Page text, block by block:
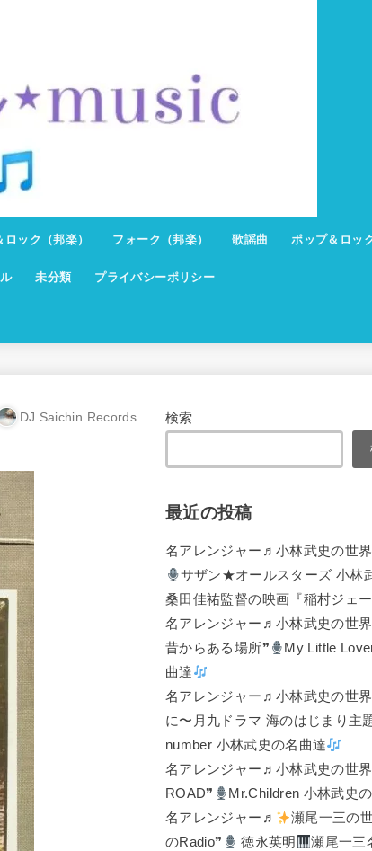
ロック（邦楽） フォーク（邦楽） 歌謡曲 ポップ＆ロッ
未分類 プライバシーポリシー
DJ Saichin Records 検索
最近の投稿
名アレンジャー♬ 小林武史の世
サザン★オールスターズ 小林
桑田佳祐監督の映画『稲村ジェ
名アレンジャー♬ 小林武史の世
昔からある場所❞
My Little
曲達
名アレンジャー♬ 小林武史の世
に〜月九ドラマ 海のはじまり主
number 小林武史の名曲達
名アレンジャー♬ 小林武史の世
ROAD❞
Mr.Children 小林武史
名アレンジャー♬
瀬尾一三の
のRadio❞
徳永英明 瀬尾一三